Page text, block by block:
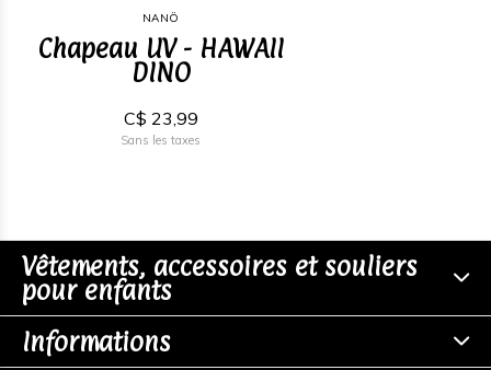
NANÖ
Chapeau UV - HAWAII
DINO
C$ 23,99
Sans les taxes
Vêtements, accessoires et souliers
pour enfants
Informations